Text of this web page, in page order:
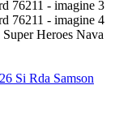
Heroes Nava
Si Rda Samson